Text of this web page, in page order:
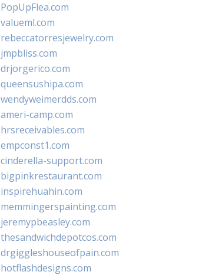
PopUpFlea.com
valueml.com
rebeccatorresjewelry.com
jmpbliss.com
drjorgerico.com
queensushipa.com
wendyweimerdds.com
ameri-camp.com
hrsreceivables.com
empconst1.com
cinderella-support.com
bigpinkrestaurant.com
inspirehuahin.com
memmingerspainting.com
jeremypbeasley.com
thesandwichdepotcos.com
drgiggleshouseofpain.com
hotflashdesigns.com